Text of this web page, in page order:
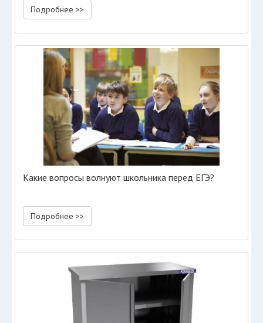
Подробнее >>
Какие вопросы волнуют школьника перед ЕГЭ?
Подробнее >>